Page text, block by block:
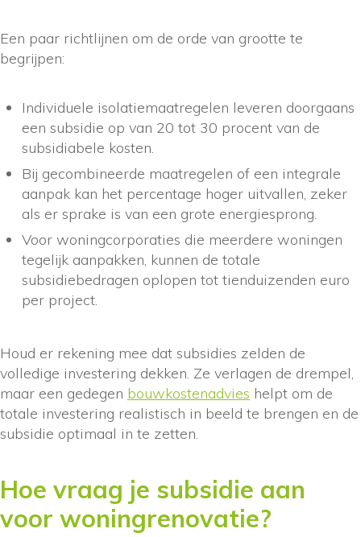
Een paar richtlijnen om de orde van grootte te
begrijpen:
Individuele isolatiemaatregelen leveren doorgaans
een subsidie op van 20 tot 30 procent van de
subsidiabele kosten.
Bij gecombineerde maatregelen of een integrale
aanpak kan het percentage hoger uitvallen, zeker
als er sprake is van een grote energiesprong.
Voor woningcorporaties die meerdere woningen
tegelijk aanpakken, kunnen de totale
subsidiebedragen oplopen tot tienduizenden euro
per project.
Houd er rekening mee dat subsidies zelden de
volledige investering dekken. Ze verlagen de drempel,
maar een gedegen bouwkostenadvies helpt om de
totale investering realistisch in beeld te brengen en de
subsidie optimaal in te zetten.
Hoe vraag je subsidie aan
voor woningrenovatie?